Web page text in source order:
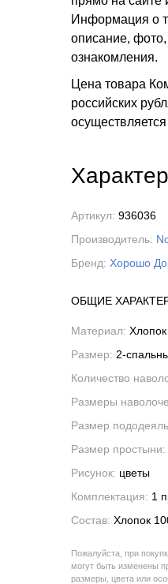
Информация о
описание, фото,
ознакомления.
Цена товара
российских
Артикул: 936036
Производитель:
Бренд: Хорошо
ОБЩИЕ
Материал: Хлопок
Размер: 2-
Количество
Размеры
Размер
Размер простыни:
Рисунок: цветы
Комплектация: 1
Состав: Хлопок
Пожалуйста, при
могут быть изменены
размеры, цвета или